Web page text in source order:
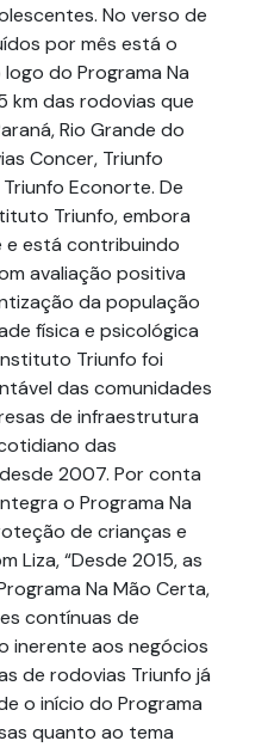
No verso de
por mês está o
do Programa Na
km das rodovias que
Rio Grande do
Concer, Triunfo
Econorte. De
Triunfo, embora
e está contribuindo
avaliação positiva
da população
física e psicológica
Triunfo foi
das comunidades
de infraestrutura
das
2007. Por conta
o Programa Na
de crianças e
Liza, “Desde 2015, as
Na Mão Certa,
contínuas de
inerente aos negócios
de rodovias Triunfo já
o início do Programa
quanto ao tema